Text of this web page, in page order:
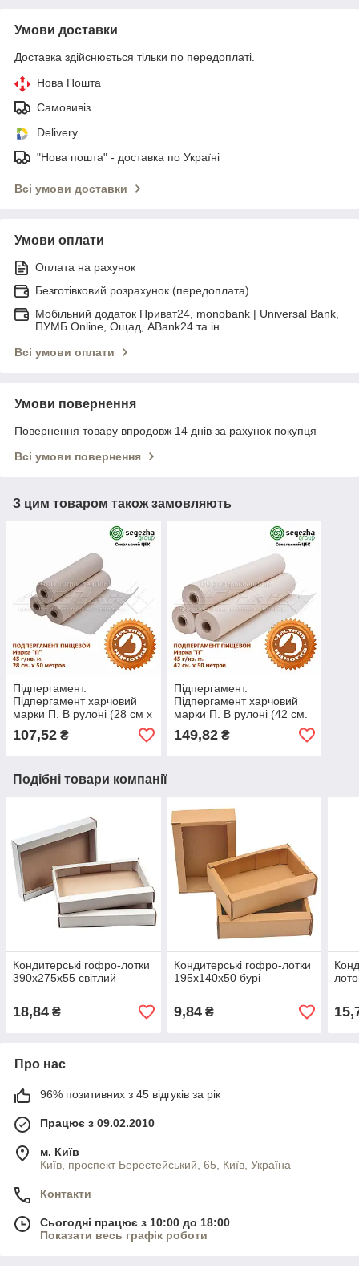
Умови доставки
Доставка здійснюється тільки по передоплаті.
Нова Пошта
Самовивіз
Delivery
"Нова пошта" - доставка по Україні
Всі умови доставки
Умови оплати
Оплата на рахунок
Безготівковий розрахунок (передоплата)
Мобільний додаток Приват24, monobank | Universal Bank,
ПУМБ Online, Ощад, ABank24 та ін.
Всі умови оплати
Умови повернення
Повернення товару впродовж 14 днів за рахунок покупця
Всі умови повернення
З цим товаром також замовляють
Підпергамент.
Підпергамент харчовий
марки П. В рулоні (28 см х
50 метрів.)
107,52 ₴
Підпергамент.
Підпергамент харчовий
марки П. В рулоні (42 см.
х 50 метрів.)
149,82₴
Подібні товари компанії
Кондитерські гофро-лотки
390х275х55 світлий
18,84 ₴
Кондитерські гофро-лотки
195х140х50 бурі
9,84₴
Про нас
96% позитивних з 45 відгуків за рік
Працює з 09.02.2010
м. Київ
Київ, проспект Берестейський, 65, Київ, Україна
Контакти
Сьогодні працює з 10:00 до 18:00
Показати весь графік роботи